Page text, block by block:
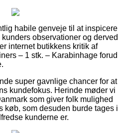
habile genveje til at inspicere
observationer og derved
internet butikkens kritik af
– 1 stk. – Karabinhage forud
super gavnlige chancer for at
kundefokus. Herinde møder vi
som giver folk mulighed
køb, som desuden burde tages i
kunderne er.